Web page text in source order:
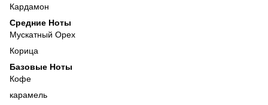
Кардамон
Средние Ноты
Мускатный Орех
Корица
Базовые Ноты
Кофе
карамель